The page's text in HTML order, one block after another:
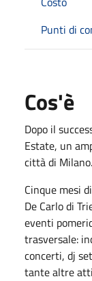
Punti di
Cos'è
Dopo il
Estate, un
città di Milano.
Cinque mesi
De Carlo di
eventi
trasversale:
concerti, dj
tante altre